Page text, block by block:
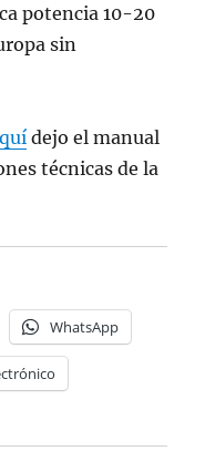
potencia 10-20
sin
dejo el manual
técnicas de la
WhatsApp